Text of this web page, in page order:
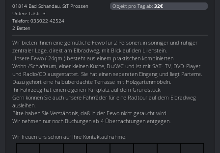
01814 Bad Schandau, StT Prossen
Untere Talstr. 3
Telefon: 035022 42524
2 Betten
Objekt pro Tag ab: 32€
Wir bieten Ihnen eine gemütliche Fewo für 2 Personen, in sonniger und ruhiger
zentraler Lage, direkt am Elbradweg, mit Blick auf den Lilienstein.
Unsere Fewo ( 24qm ) besteht aus einem praktischen kombinierten
Wohn-/Schlafraum, einer kleinen Küche, Du/WC und ist mit SAT- TV, DVD-Player
und Radio/CD ausgestattet. Sie hat einen separaten Eingang und liegt Parterre.
Dazu gehört eine halbüberdachte Terrasse mit Holzgartenmöbeln.
Ihr Fahrzeug hat einen eigenen Parkplatz auf dem Grundstück.
Gern können Sie auch unsere Fahrräder für eine Radtour auf dem Elbradweg
ausleihen.
Bitte haben Sie Verständnis, daß in der Fewo nicht geraucht wird.
Wir nehmen nur noch Buchungen ab 4 Übernachtungen entgegen.
Wir freuen uns schon auf Ihre Kontaktaufnahme.